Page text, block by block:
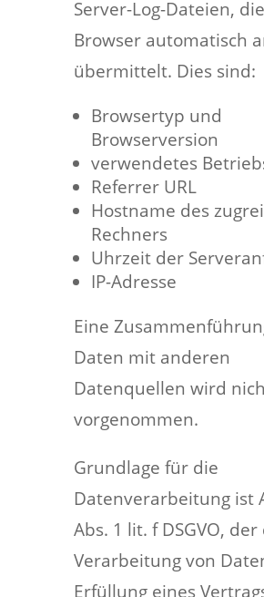
Server-Log-Dateien,
Browser automatisch
übermittelt. Dies sind:
Browsertyp und
Browserversion
verwendetes
Referrer URL
Hostname des
Rechners
Uhrzeit der
IP-Adresse
Eine
Daten mit anderen
Datenquellen wird
vorgenommen.
Grundlage für die
Datenverarbeitung ist
Abs. 1 lit. f DSGVO, der
Verarbeitung von
Erfüllung eines